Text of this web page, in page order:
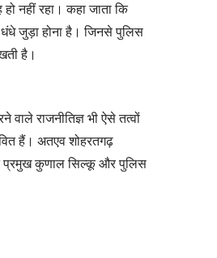
नहीं रहा। कहा जाता कि
जुड़ा होना है। जिनसे पुलिस
है।
राजनीतिज्ञ भी ऐसे तत्वों
हैं। अतएव शोहरतगढ़
प्रमुख कुणाल सिल्कू और पुलिस